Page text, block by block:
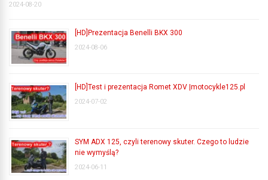
2024-08-20
[HD]Prezentacja Benelli BKX 300
2024-08-06
[HD]Test i prezentacja Romet XDV |motocykle125.pl
2024-07-02
SYM ADX 125, czyli terenowy skuter. Czego to ludzie
nie wymyślą?
2024-06-11